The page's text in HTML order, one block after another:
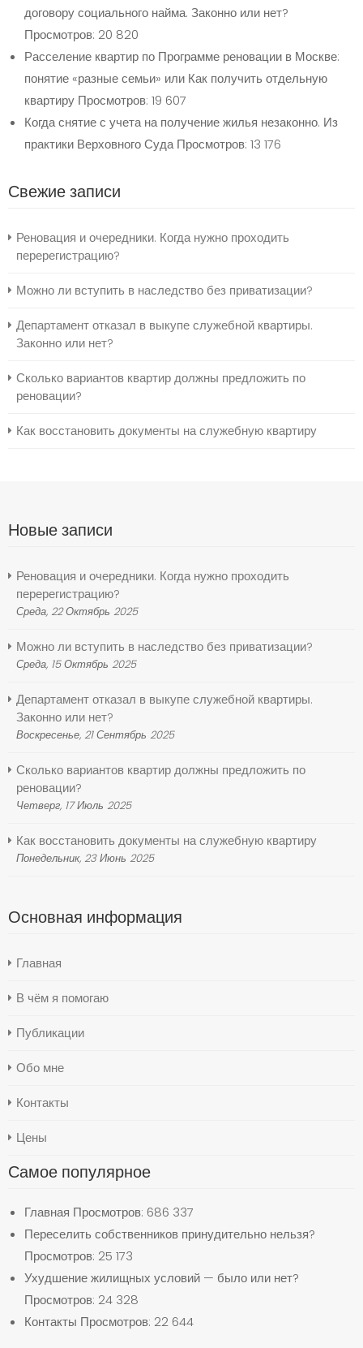
договору социального найма. Законно или нет?
Просмотров: 20 820
Расселение квартир по Программе реновации в Москве:
понятие «разные семьи» или Как получить отдельную
квартиру Просмотров: 19 607
Когда снятие с учета на получение жилья незаконно. Из
практики Верховного СудаПросмотров: 13 176
Свежие записи
Реновация и очередники. Когда нужно проходить
перерегистрацию?
Можно ли вступить в наследство без приватизации?
Департамент отказал в выкупе служебной квартиры.
Законно или нет?
Сколько вариантов квартир должны предложить по
реновации?
Как восстановить документы на служебную квартиру
Новые записи
Реновация и очередники. Когда нужно проходить
перерегистрацию?
Среда, 22 Октябрь 2025
Можно ли вступить в наследство без приватизации?
Среда, 15 Октябрь 2025
Департамент отказал в выкупе служебной квартиры.
Законно или нет?
Воскресенье, 21 Сентябрь 2025
Сколько вариантов квартир должны предложить по
реновации?
Четверг, 17 Июль 2025
Как восстановить документы на служебную квартиру
Понедельник, 23 Июнь 2025
Основная информация
Главная
В чём я помогаю
Публикации
Обо мне
Контакты
Цены
Самое популярное
Главная Просмотров: 686 337
Переселить собственников принудительно нельзя?
Просмотров: 25 173
Ухудшение жилищных условий — было или нет?
Просмотров: 24 328
Контакты Просмотров: 22 644